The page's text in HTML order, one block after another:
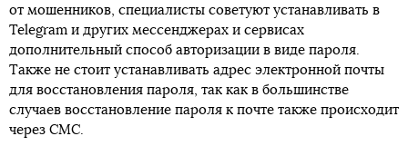
от мошенников, специалисты советуют устанавливать в
Telegram и других мессенджерах и сервисах
дополнительный способ авторизации в виде пароля.
Также не стоит устанавливать адрес электронной почты
для восстановления пароля, так как в большинстве
случаев восстановление пароля к почте также происходит
через СМС.